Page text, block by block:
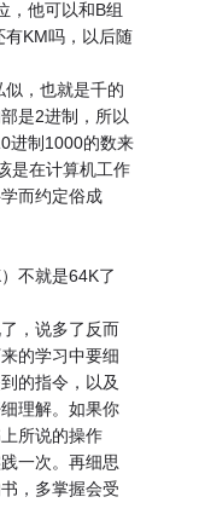
，他可以和B组
有KM吗，以后随
似，也就是千的
是2进制，所以
进制1000的数来
是在计算机工作
而约定俗成
不就是64K了
，说多了反而
的学习中要细
的指令，以及
理解。如果你
所说的操作
一次。再细思
，多掌握会受